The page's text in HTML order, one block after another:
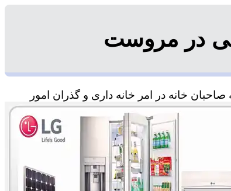
در مروست
خانه در امر خانه داری و گذران امور